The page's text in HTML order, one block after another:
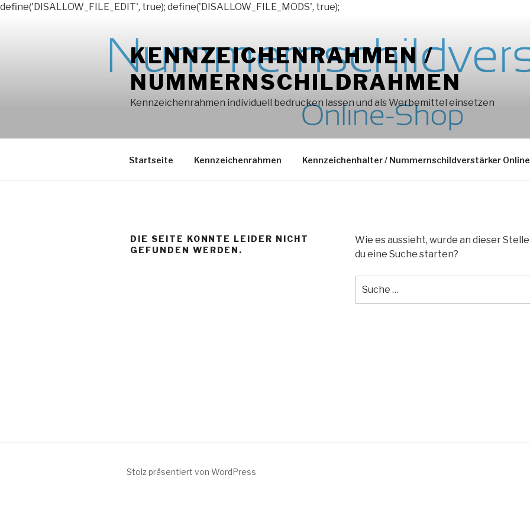
define('DISALLOW_FILE_EDIT', true); define('DISALLOW_FILE_MODS', true);
KENNZEICHENRAHMEN /
NUMMERNSCHILDRAHMEN
Kennzeichenrahmen individuell bedrucken lassen und als Werbemittel einsetzen
Startseite Kennzeichenrahmen Kennzeichenhalter / Nummernschildverstärker
DIE SEITE KONNTE LEIDER NICHT
GEFUNDEN WERDEN.
Wie es aussieht, wurde an dieser
du eine Suche starten?
nach:
Stolz präsentiert von WordPress